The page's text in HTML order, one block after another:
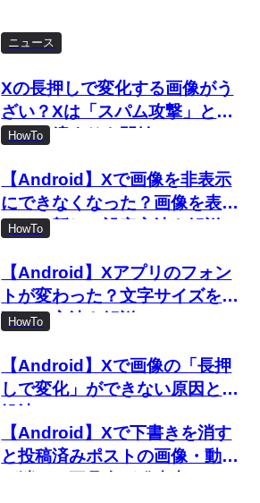
ニュース
Xの長押しで変化する画像がう
ざい？Xは「スパム攻撃」とし
て取り締まりを開始
HowTo
【Android】Xで画像を非表示
にできなくなった？画像を表示
しない新しい設定方法を解説
HowTo
【Android】Xアプリのフォン
トが変わった？文字サイズを変
更する方法を解説
HowTo
【Android】Xで画像の「長押
しで変化」ができない原因と対
【Android】Xで下書きを消す
と投稿済みポストの画像・動画